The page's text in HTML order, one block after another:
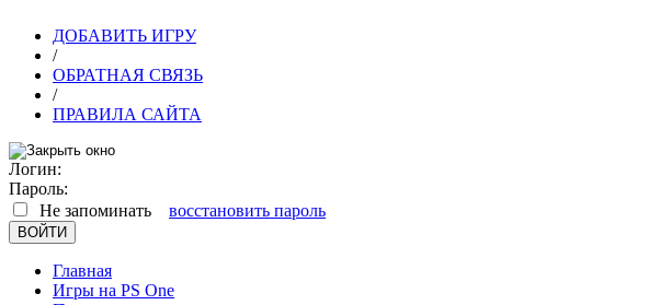
ДОБАВИТЬ ИГРУ
/
ОБРАТНАЯ СВЯЗЬ
/
ПРАВИЛА САЙТА
Логин:
Пароль:
Не запоминать восстановить пароль
Главная
Игры на PS One